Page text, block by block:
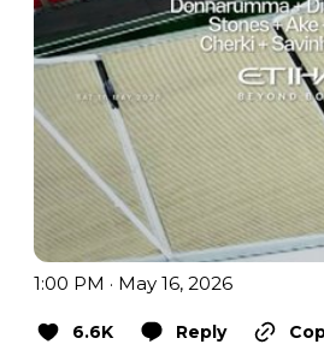
1:00 PM · May 16, 2026
6.6K Reply